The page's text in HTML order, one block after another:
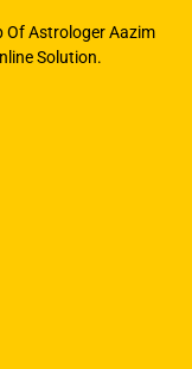
Of Astrologer Aazim
Solution.